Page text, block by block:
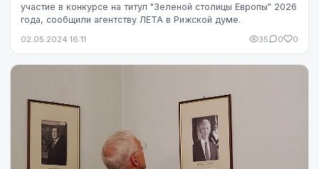
участие в конкурсе на титул "Зеленой столицы Европы" 2026
года, сообщили агентству ЛЕТА в Рижской думе.
02.05.2024 16:11 35 0 0